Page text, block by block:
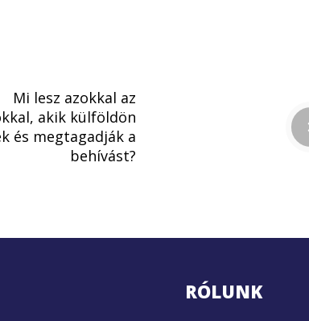
Mi lesz azokkal az
akik külföldön
és megtagadják a
behívást?
RÓLUNK